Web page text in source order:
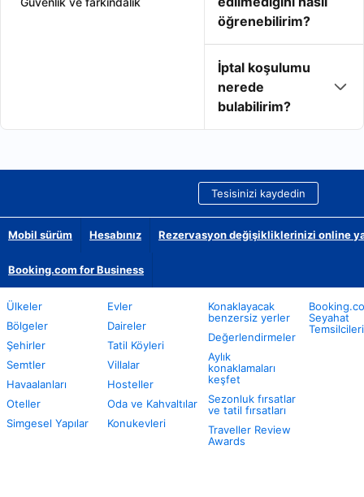
öğrenebilirim?
İptal koşulumu
nerede
bulabilirim?
Tesisinizi kaydedin
Mobil sürüm Hesabınız Rezervasyon değişikliklerinizi online
Booking.com for Business
Ülkeler
Bölgeler
Şehirler
Semtler
Havaalanları
Oteller
Simgesel Yapılar
Evler
Daireler
Tatil Köyleri
Villalar
Hosteller
Oda ve Kahvaltılar
Konukevleri
Konaklayacak
benzersiz yerler
Değerlendirmeler
Aylık
konaklamaları
keşfet
Sezonluk fırsatlar
ve tatil fırsatları
Traveller Review
Awards
Seyahat
Temsilcileri